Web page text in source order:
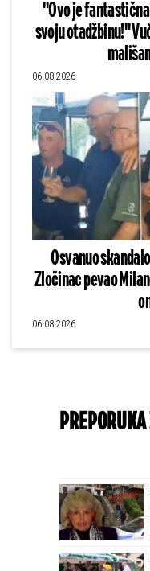
"Ovo je
svoju otadžbinu!"
06.08.2026
Osvanuo
Zločinac pevao
06.08.2026